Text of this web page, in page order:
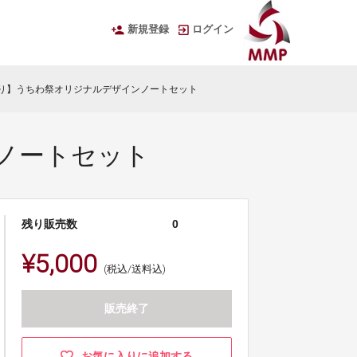
新規登録 ログイン
】うちわ祭オリジナルデザインノートセット
ートセット
残り販売数 0
¥5,000 (税込/送料込)
販売終了